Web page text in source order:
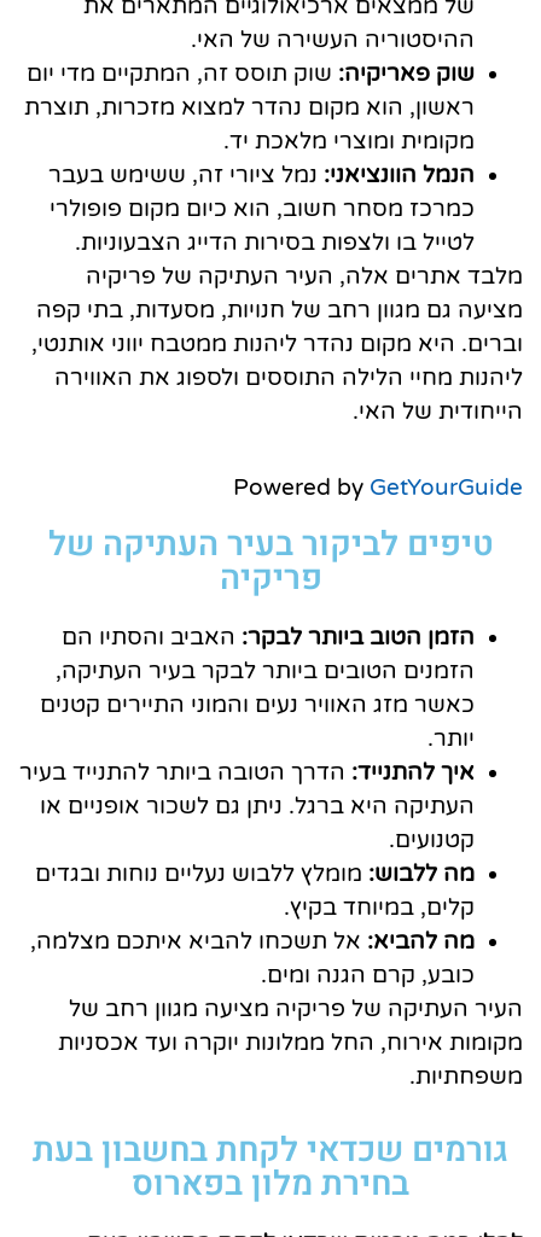
של ממצאים ארכיאולוגיים המתארים את
ההיסטוריה העשירה של האי.
שוק פאריקיה: שוק תוסס זה, המתקיים מדי יום
ראשון, הוא מקום נהדר למצוא מזכרות, תוצרת
מקומית ומוצרי מלאכת יד.
הנמל הוונציאני: נמל ציורי זה, ששימש בעבר
כמרכז מסחר חשוב, הוא כיום מקום פופולרי
לטייל בו ולצפות בסירות הדייג הצבעוניות.
מלבד אתרים אלה, העיר העתיקה של פריקיה
מציעה גם מגוון רחב של חנויות, מסעדות, בתי קפה
וברים. היא מקום נהדר ליהנות ממטבח יווני אותנטי,
ליהנות מחיי הלילה התוססים ולספוג את האווירה
הייחודית של האי.
Powered by GetYourGuide
טיפים לביקור בעיר העתיקה של
פריקיה
הזמן הטוב ביותר לבקר: האביב והסתיו הם
הזמנים הטובים ביותר לבקר בעיר העתיקה,
כאשר מזג האוויר נעים והמוני התיירים קטנים
יותר.
איך להתנייד: הדרך הטובה ביותר להתנייד בעיר
העתיקה היא ברגל. ניתן גם לשכור אופניים או
קטנועים.
מה ללבוש: מומלץ ללבוש נעליים נוחות ובגדים
קלים, במיוחד בקיץ.
מה להביא: אל תשכחו להביא איתכם מצלמה,
כובע, קרם הגנה ומים.
העיר העתיקה של פריקיה מציעה מגוון רחב של
מקומות אירוח, החל ממלונות יוקרה ועד אכסניות
משפחתיות.
גורמים שכדאי לקחת בחשבון בעת
בחירת מלון בפארוס